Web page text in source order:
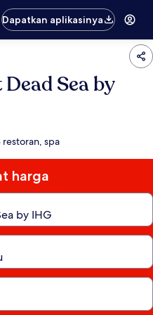
Dapatkan aplikasinya
Sea by
spa
harga